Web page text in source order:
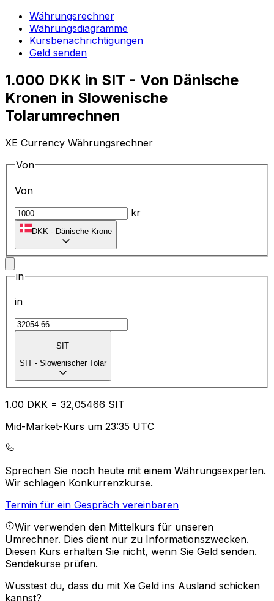
Währungsrechner
Währungsdiagramme
Kursbenachrichtigungen
Geld senden
1.000 DKK in SIT - Von Dänische
Kronen in Slowenische
Tolarumrechnen
XE Currency Währungsrechner
Von
Von
kr
DKK - Dänische Krone
in
in
SIT
SIT - Slowenischer Tolar
1.00 DKK = 32,05466 SIT
Mid-Market-Kurs um 23:35 UTC
Sprechen Sie noch heute mit einem Währungsexperten.
Wir schlagen Konkurrenzkurse.
Termin für ein Gespräch vereinbaren
Wir verwenden den Mittelkurs für unseren
Umrechner. Dies dient nur zu Informationszwecken.
Diesen Kurs erhalten Sie nicht, wenn Sie Geld senden.
Sendekurse prüfen.
Wusstest du, dass du mit Xe Geld ins Ausland schicken
kannst?